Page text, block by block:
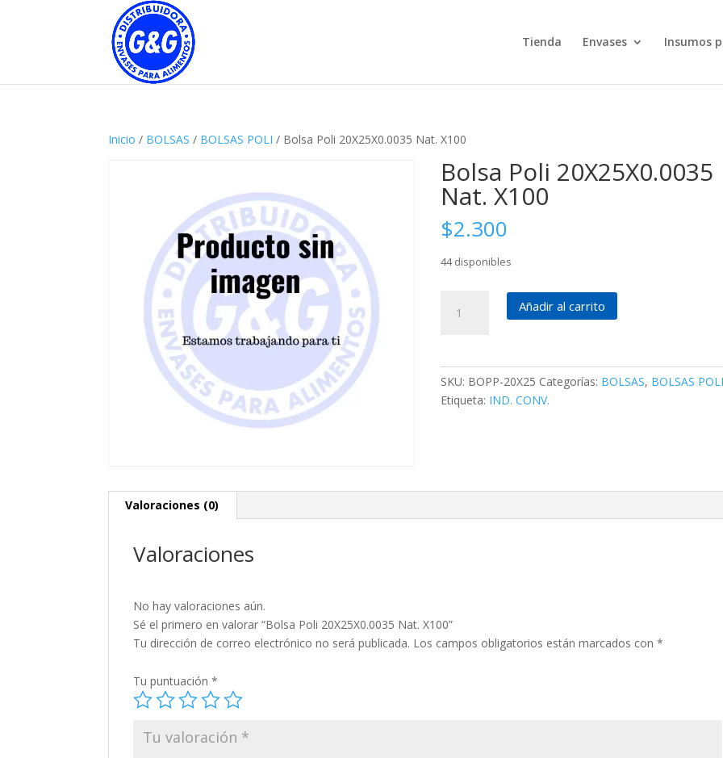
Tienda Envases Insumos
Inicio / BOLSAS / BOLSAS POLI / Bolsa Poli 20X25X0.0035 Nat. X100
Bolsa Poli 20X25X0.0035
Nat. X100
$2.300
44 disponibles
Poli
Añadir al carrito
SKU: BOPP-20X25 Categorías: BOLSAS, BOLSAS
Etiqueta: IND. CONV.
Valoraciones (0)
Valoraciones
No hay valoraciones aún.
Sé el primero en valorar “Bolsa Poli 20X25X0.0035 Nat. X100”
Tu dirección de correo electrónico no será publicada. Los campos obligatorios están marcados con*
Tu puntuación*